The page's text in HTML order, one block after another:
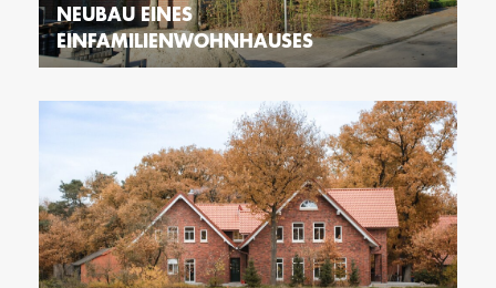
NEUBAU EINES
EINFAMILIENWOHNHAUSES